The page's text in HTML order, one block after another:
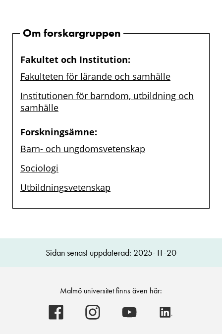
Om forskargruppen
Fakultet och Institution:
Fakulteten för lärande och samhälle
Institutionen för barndom, utbildning och
samhälle
Forskningsämne:
Barn- och ungdomsvetenskap
Sociologi
Utbildningsvetenskap
Sidan senast uppdaterad: 2025-11-20
Malmö universitet finns även här:
Malmö
universitet
Malmö
universitet
Malmö
universitet